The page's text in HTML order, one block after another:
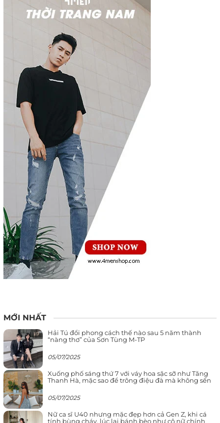
MỚI NHẤT
Hải Tú đổi phong cách thế nào sau 5 năm thành
“nàng thơ” của Sơn Tùng M-TP
05/07/2025
Xuống phố sáng thứ 7 với váy hoa sặc sỡ như Tăng
Thanh Hà, mặc sao để trông điệu đà mà không sến
05/07/2025
Nữ ca sĩ U40 nhưng mặc đẹp hơn cả Gen Z, khi cá
tính bùng cháy, lúc lại bánh bèo như cô nữ chính